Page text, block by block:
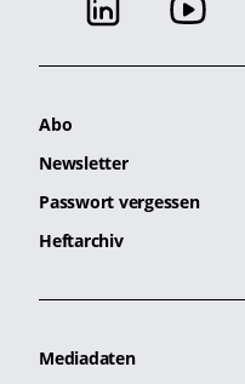
Abo
Newsletter
Passwort vergessen
Heftarchiv
Mediadaten